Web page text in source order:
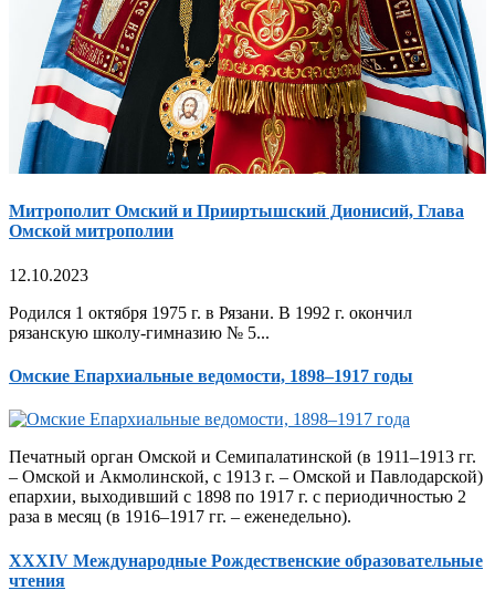
Митрополит Омский и Прииртышский Дионисий, Глава
Омской митрополии
12.10.2023
Родился 1 октября 1975 г. в Рязани. В 1992 г. окончил
рязанскую школу-гимназию № 5...
Омские Епархиальные ведомости, 1898–1917 годы
Печатный орган Омской и Семипалатинской (в 1911–1913 гг.
– Омской и Акмолинской, с 1913 г. – Омской и Павлодарской)
епархии, выходивший с 1898 по 1917 г. с периодичностью 2
раза в месяц (в 1916–1917 гг. – еженедельно).
XXXIV Международные Рождественские образовательные
чтения